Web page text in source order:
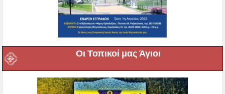
Οι Τοπικοί μας Άγιοι